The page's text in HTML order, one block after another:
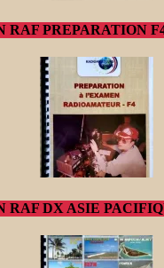
RAF PREPARATION
RAF DX ASIE